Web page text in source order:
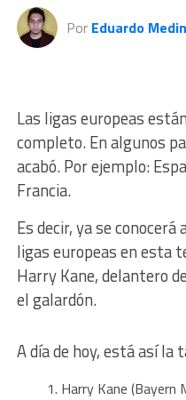
Por Eduardo
Las ligas europeas
completo. En algunos
acabó. Por ejemplo:
Francia.
Es decir, ya se
ligas europeas en esta
Harry Kane, delantero
el galardón.
A día de hoy, está así
Harry Kane (Bayern